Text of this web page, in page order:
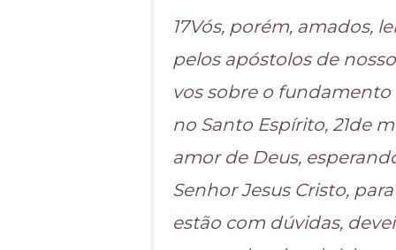
17Vós, porém, amados,
pelos apóstolos de
vos sobre o fundamento
no Santo Espírito, 21de
amor de Deus,
Senhor Jesus Cristo,
estão com dúvidas,